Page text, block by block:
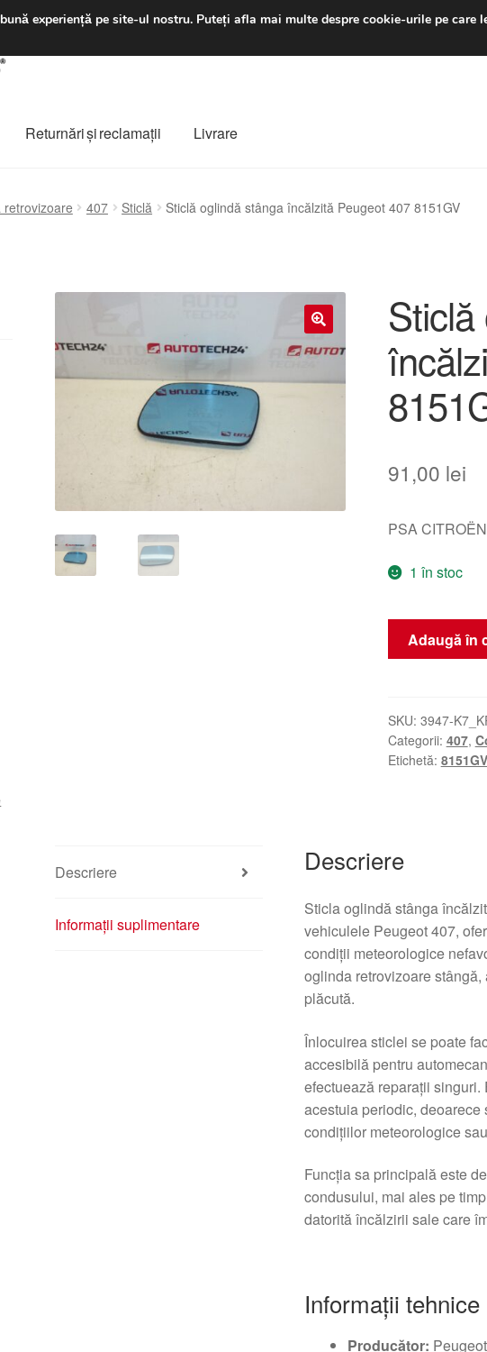
luni-vineri 9 a.m. - 4
Returnări şi reclamații Livrare
retrovizoare 407 Sticlă Sticlă oglindă stânga încălzită Peugeot 407 8151GV
🔍
91,00 lei
PSA
1 în stoc
Cantitate
Sticlă
încălzită
Peugeot
407
Adaugă în
SKU: 3947-
Categorii: 407,
Etichetă: 8151GV
Descriere
Informații suplimentare
Descriere
Sticla oglindă stânga
vehiculele Peugeot 407,
condiții meteorologice
oglinda retrovizoare
plăcută.
Înlocuirea sticlei se poate
accesibilă pentru
efectuează reparații
acestuia periodic,
condițiilor meteorologice
Funcția sa principală este
condusului, mai ales pe
datorită încălzirii sale care
Informații tehnice
Producător: Peugeot
experiență pe site-ul nostru. Puteți afla mai multe despre cookie-urile pe care